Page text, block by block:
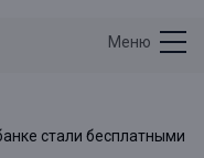
Меню
стали бесплатными